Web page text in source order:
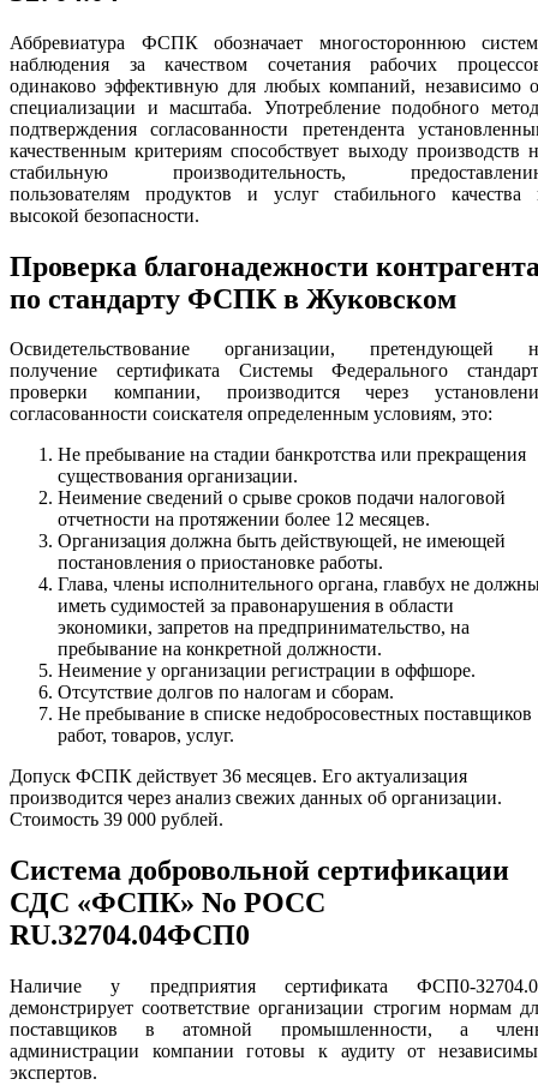
Аббревиатура ФСПК обозначает многостороннюю
наблюдения за качеством сочетания рабочих
одинаково эффективную для любых компаний, независимо
специализации и масштаба. Употребление подобного
подтверждения согласованности претендента
качественным критериям способствует выходу производств
стабильную производительность,
пользователям продуктов и услуг стабильного качества
высокой безопасности.
Проверка благонадежности
по стандарту ФСПК в Жуковском
Освидетельствование организации, претендующей
получение сертификата Системы Федерального
проверки компании, производится через
согласованности соискателя определенным условиям, это:
Не пребывание на стадии банкротства или прекращения
существования организации.
Неимение сведений о срыве сроков подачи налоговой
отчетности на протяжении более 12 месяцев.
Организация должна быть действующей, не имеющей
постановления о приостановке работы.
Глава, члены исполнительного органа, главбух не
иметь судимостей за правонарушения в области
экономики, запретов на предпринимательство, на
пребывание на конкретной должности.
Неимение у организации регистрации в оффшоре.
Отсутствие долгов по налогам и сборам.
Не пребывание в списке недобросовестных поставщиков
работ, товаров, услуг.
Допуск ФСПК действует 36 месяцев. Его актуализация
производится через анализ свежих данных об организации.
Стоимость 39 000 рублей.
Система добровольной сертификации
СДС «ФСПК» No РОСС
RU.З2704.04ФСП0
Наличие у предприятия сертификата ФСП0-
демонстрирует соответствие организации строгим нормам
поставщиков в атомной промышленности, а
администрации компании готовы к аудиту от
экспертов.